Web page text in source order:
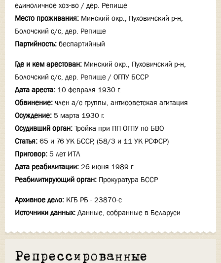
единоличное хоз-во / дер. Репище
Место проживания: Минский окр., Пуховичский р-н,
Болочский с/с, дер. Репище
Партийность: беспартийный
Где и кем арестован: Минский окр., Пуховичский р-н,
Болочский с/с, дер. Репище / ОГПУ БССР
Дата ареста: 10 февраля 1930 г.
Обвинение: член а/с группы, антисоветская агитация
Осуждение: 5 марта 1930 г.
Осудивший орган: Тройка при ПП ОГПУ по БВО
Статья: 65 и 76 УК БССР, (58/3 и 11 УК РСФСР)
Приговор: 5 лет ИТЛ
Дата реабилитации: 26 июня 1989 г.
Реабилитирующий орган: Прокуратура БССР
Архивное дело: КГБ РБ - 23870-с
Источники данных: Данные, собранные в Беларуси
Репрессированные